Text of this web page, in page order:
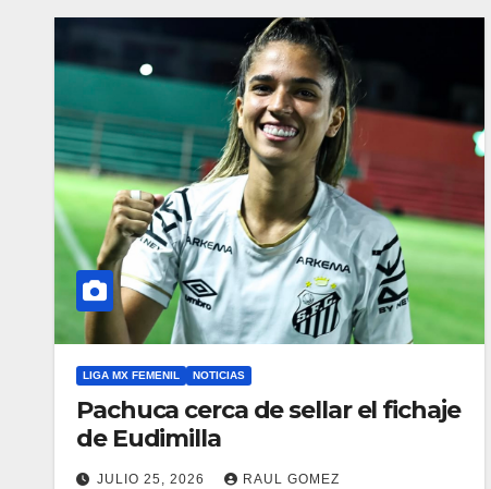
LIGA MX FEMENIL NOTICIAS
Pachuca cerca de sellar el fichaje
de Eudimilla
JULIO 25, 2026 RAUL GOMEZ